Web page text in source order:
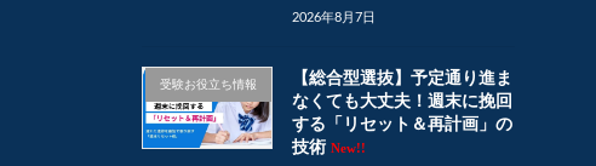
2026年8月7日
受験お役立ち情報
【総合型選抜】予定通り進ま
なくても大丈夫！週末に挽回
する「リセット＆再計画」の
技術 New!!